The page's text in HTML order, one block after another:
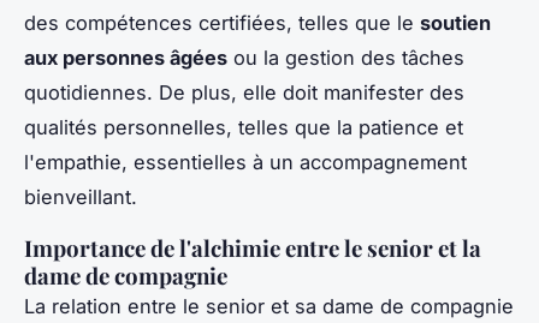
des compétences certifiées, telles que le soutien
aux personnes âgées ou la gestion des tâches
quotidiennes. De plus, elle doit manifester des
qualités personnelles, telles que la patience et
l'empathie, essentielles à un accompagnement
bienveillant.
Importance de l'alchimie entre le senior et la
dame de compagnie
La relation entre le senior et sa dame de compagnie